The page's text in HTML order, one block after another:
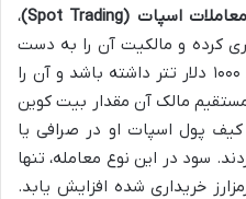
معاملات اسپات (Spot Trading)
،
کرده و مالکیت آن را به دست
می آورد. به عنوان مثال، اگر فردی ۱۰۰۰ دلار تتر داشته باشد و آن را
مالک آن مقدار بیت کوین
پول اسپات او در صرافی یا
سود در این نوع معامله، تنها
خریداری شده افزایش یابد.